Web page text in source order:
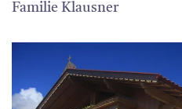
Familie Klausner